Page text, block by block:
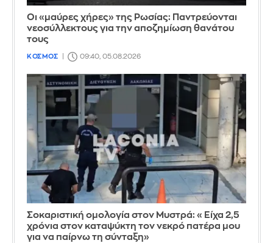
Οι «μαύρες χήρες» της Ρωσίας: Παντρεύονται
νεοσύλλεκτους για την αποζημίωση θανάτου
τους
ΚΟΣΜΟΣ 09:40, 05.08.2026
Σοκαριστική ομολογία στον Μυστρά: «Είχα 2,5
χρόνια στον καταψύκτη τον νεκρό πατέρα μου
για να παίρνω τη σύνταξη»